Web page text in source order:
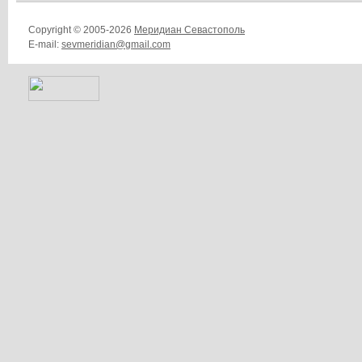
Copyright © 2005-2026 Меридиан Севастополь
E-mail: sevmeridian@gmail.com